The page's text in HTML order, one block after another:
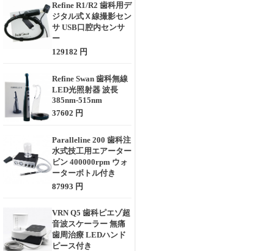
Refine R1/R2 歯科用デ
ジタル式Ｘ線撮影セン
サ USB口腔内センサ
ー
129182 円
Refine Swan 歯科無線
LED光照射器 波長
385nm-515nm
37602 円
Paralleline 200 歯科注
水式技工用エアーター
ビン 400000rpm ウォ
ーターボトル付き
87993 円
VRN Q5 歯科ピエゾ超
音波スケーラー 無痛
歯周治療 LEDハンド
ピース付き